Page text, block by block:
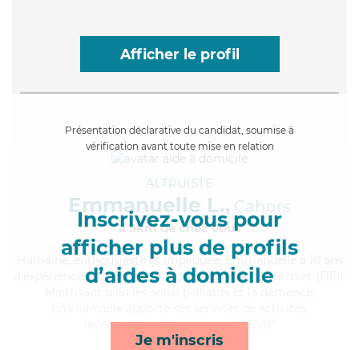
Afficher le profil
Présentation déclarative du candidat, soumise à
vérification avant toute mise en relation
Inscrivez-vous pour
afficher plus de profils
d’aides à domicile
Je m'inscris
ALTRUISTE
Emmanuelle L., Cahors
à 5km de chez Vous
, enthousiaste et impliquée, Emmanuelle a 10 ans
d'expérience et possède un diplôme d'Etat d'infirmier (DEI).
lever/coucher, transports et repas*